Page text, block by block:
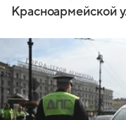
Красноармейской